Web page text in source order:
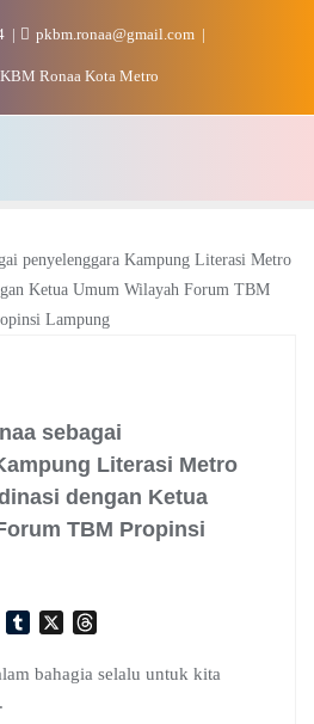
pkbm.ronaa@gmail.com
Ronaa Kota Metro
sebagai
Literasi Metro
dengan Ketua
TBM Propinsi
m
X
r
bahagia selalu untuk kita